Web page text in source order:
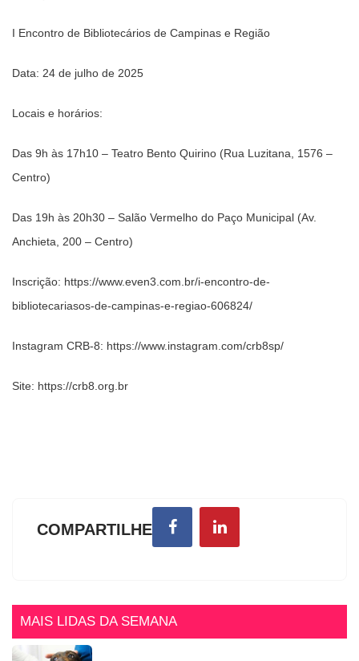
I Encontro de Bibliotecários de Campinas e Região
Data: 24 de julho de 2025
Locais e horários:
Das 9h às 17h10 – Teatro Bento Quirino (Rua Luzitana, 1576 –
Centro)
Das 19h às 20h30 – Salão Vermelho do Paço Municipal (Av.
Anchieta, 200 – Centro)
Inscrição: https://www.even3.com.br/i-encontro-de-
bibliotecariasos-de-campinas-e-regiao-606824/
Instagram CRB-8: https://www.instagram.com/crb8sp/
Site: https://crb8.org.br
COMPARTILHE
MAIS LIDAS DA SEMANA